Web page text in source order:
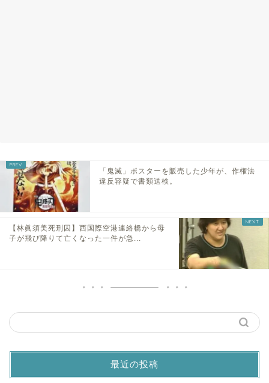
「鬼滅」ポスターを販売した少年が、作権法
違反容疑で書類送検。
【林眞須美死刑囚】西国際空港連絡橋から母
子が飛び降りて亡くなった一件が急...
最近の投稿